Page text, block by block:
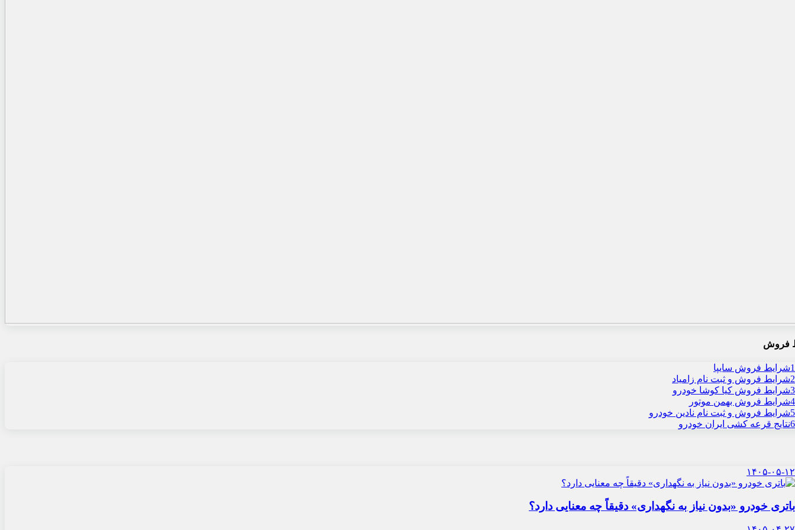
فروش
1شرایط فروش سایپا
2شرایط فروش و ثبت نام زامیاد
3شرایط فروش کیا کوشا خودرو
4شرایط فروش بهمن موتور
5شرایط فروش و ثبت نام نادین خودرو
6نتایج قرعه کشی ایران خودرو
۱۴۰۵-۰۵-۱۲
باتری خودرو «بدون نیاز به نگهداری» دقیقاً چه معنایی دارد؟